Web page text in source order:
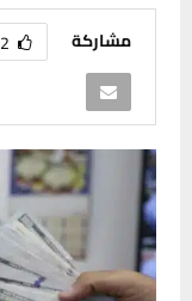
مشاركة 2